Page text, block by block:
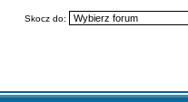
Skocz do: